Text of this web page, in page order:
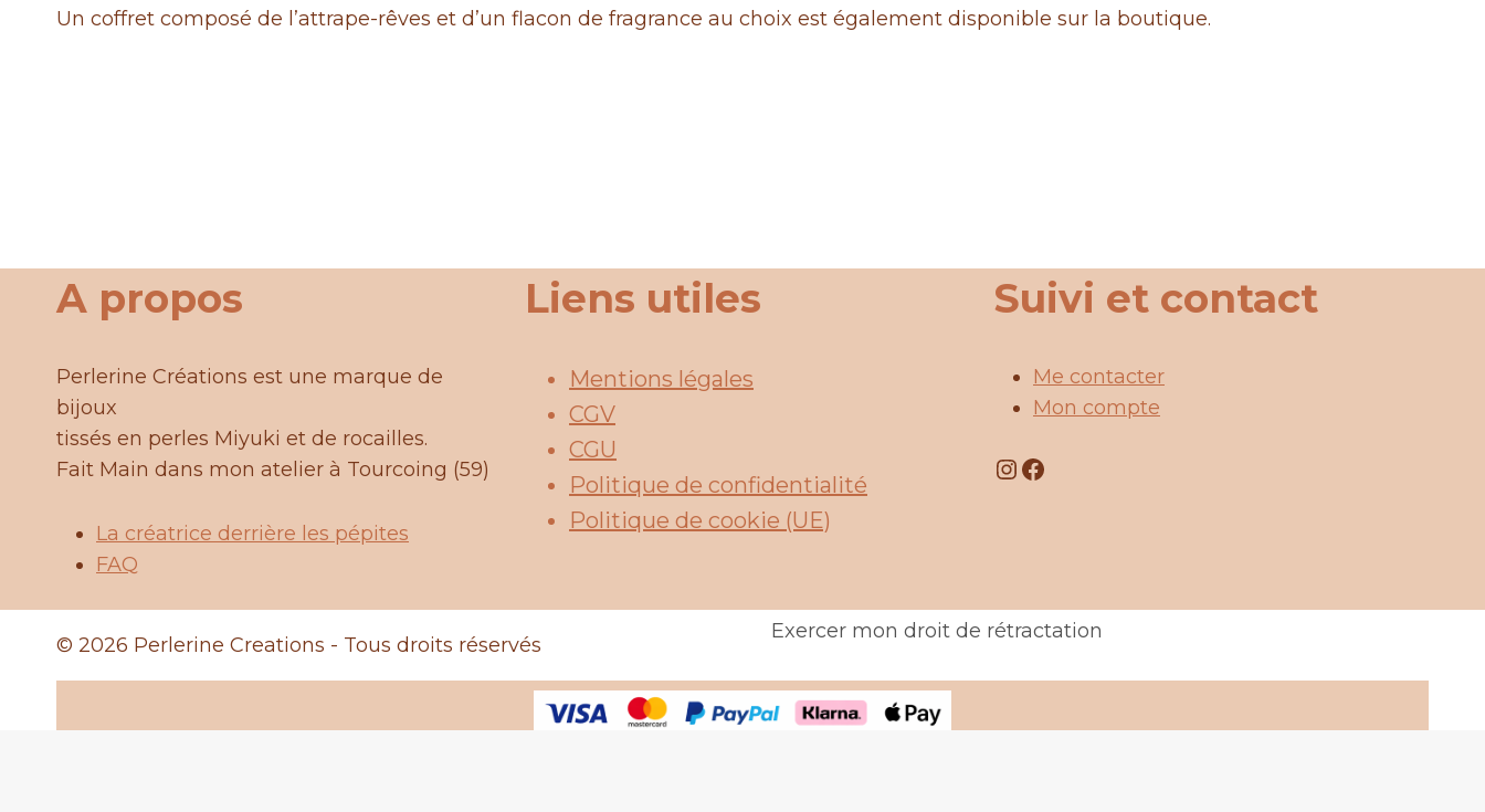
Un coffret composé de l’attrape-rêves et d’un flacon de fragrance au choix est également disponible sur la boutique.
A propos
Perlerine Créations est une marque de
bijoux
tissés en perles Miyuki et de rocailles.
Fait Main dans mon atelier à Tourcoing (59)
La créatrice derrière les pépites
FAQ
Liens utiles
Mentions légales
CGV
CGU
Politique de confidentialité
Politique de cookie (UE)
Suivi et contact
Me contacter
Mon compte
Instagram
Facebook
© 2026 Perlerine Creations - Tous droits réservés
Exercer mon droit de rétractation